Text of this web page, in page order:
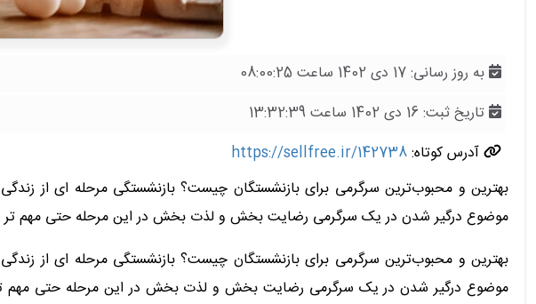
به روز رسانی: 17 دی 1402 ساعت 08:00:25
تاریخ ثبت: 16 دی 1402 ساعت 13:32:39
آدرس کوتاه:https://sellfree.ir/142738
بهترین و محبوب‌ترین سرگرمی برای بازنشستگان چیست؟ بازنشستگی مرحله ای از
موضوع درگیر شدن در یک سرگرمی رضایت بخش و لذت بخش در این مرحله حتی مهم تر کی
بهترین و محبوب‌ترین سرگرمی برای بازنشستگان چیست؟ بازنشستگی مرحله ای از
موضوع درگیر شدن در یک سرگرمی رضایت بخش و لذت بخش در این مرحله حتی مهم تر